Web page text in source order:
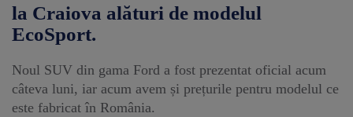
la Craiova alături de modelul
EcoSport.
Noul SUV din gama Ford a fost prezentat oficial acum
câteva luni, iar acum avem și prețurile pentru modelul ce
este fabricat în România.